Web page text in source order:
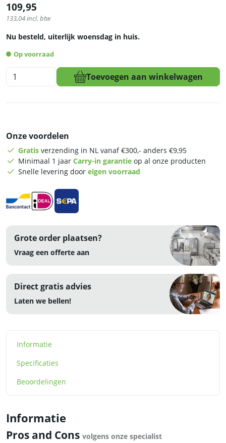
109,95
133,04incl. btw
Nu besteld, uiterlijk woensdag in huis.
Op voorraad
HCB
Geïsoleerde
draagbaar
10
liter
aantal
Toevoegen aan winkelwagen
Onze voordelen
Gratis verzending in NL vanaf €300,- anders €9,95
Minimaal 1 jaar Carry-in garantie op al onze producten
Snelle levering door eigen voorraad
Grote order plaatsen?
Vraag een offerte aan
Direct gratis advies
Laten we bellen!
Informatie
Specificaties
Beoordelingen
Informatie
Pros and Cons volgens onze specialist